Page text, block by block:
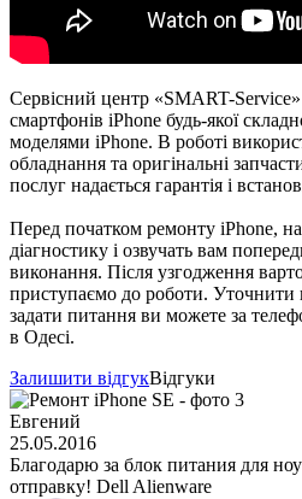
Сервісний центр «SMART-
смартфонів iPhone будь-якої
моделями iPhone. В роботі
обладнання та оригінальні
послуг надається гарантія і
Перед початком ремонту iPhone,
діагностику і озвучать вам
виконання. Після узгодження
приступаємо до роботи. Уточнити
задати питання ви можете за
в Одесі.
Залишити відгукВідгуки
Евгений
25.05.2016
Благодарю за блок питания для
отправку! Dell Alienware